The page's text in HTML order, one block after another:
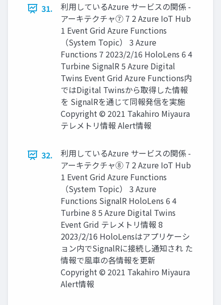
31.
利用しているAzure サービスの関係 -
アーキテクチャ⑦ 7 2 Azure IoT Hub
1 Event Grid Azure Functions
（System Topic） 3 Azure
Functions 7 2023/2/16 HoloLens 6 4
Turbine SignalR 5 Azure Digital
Twins Event Grid Azure Functions内
ではDigital Twinsから取得した情報
を SignalRを通じて同報発信を実施
Copyright © 2021 Takahiro Miyaura
テレメトリ情報 Alert情報
32.
利用しているAzure サービスの関係 -
アーキテクチャ⑧ 7 2 Azure IoT Hub
1 Event Grid Azure Functions
（System Topic） 3 Azure
Functions SignalR HoloLens 6 4
Turbine 8 5 Azure Digital Twins
Event Grid テレメトリ情報 8
2023/2/16 HoloLensはアプリケーシ
ョン内でSignalRに接続し通知され た
情報で風車の各情報を更新
Copyright © 2021 Takahiro Miyaura
Alert情報